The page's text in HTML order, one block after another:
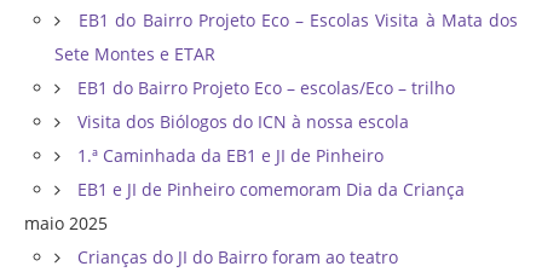
EB1 do Bairro Projeto Eco – Escolas Visita à Mata dos
Sete Montes e ETAR
EB1 do Bairro Projeto Eco – escolas/Eco – trilho
Visita dos Biólogos do ICN à nossa escola
1.ª Caminhada da EB1 e JI de Pinheiro
EB1 e JI de Pinheiro comemoram Dia da Criança
maio 2025
Crianças do JI do Bairro foram ao teatro